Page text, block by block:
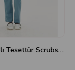
Petrol Likralı Tesettür Scrubs Takım